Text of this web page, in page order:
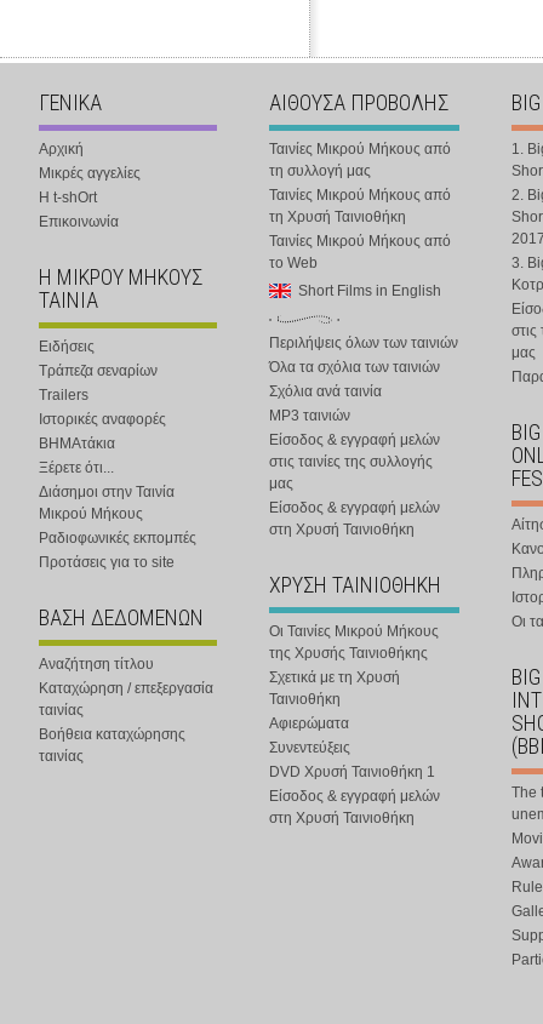
ΓΕΝΙΚΑ
Αρχική
Μικρές αγγελίες
Η t-shOrt
Επικοινωνία
Η ΜΙΚΡΟΥ ΜΗΚΟΥΣ
ΤΑΙΝΙΑ
Ειδήσεις
Τράπεζα σεναρίων
Trailers
Ιστορικές αναφορές
ΒΗΜΑτάκια
Ξέρετε ότι...
Διάσημοι στην Ταινία
Μικρού Μήκους
Ραδιοφωνικές εκπομπές
Προτάσεις για το site
ΒΑΣΗ ΔΕΔΟΜΕΝΩΝ
Αναζήτηση τίτλου
Καταχώρηση / επεξεργασία
ταινίας
Βοήθεια καταχώρησης
ταινίας
ΑΙΘΟΥΣΑ ΠΡΟΒΟΛΗΣ
Ταινίες Μικρού Μήκους από
τη συλλογή μας
Ταινίες Μικρού Μήκους από
τη Χρυσή Ταινιοθήκη
Ταινίες Μικρού Μήκους από
το Web
Short Films in English
Περιλήψεις όλων των ταινιών
Όλα τα σχόλια των ταινιών
Σχόλια ανά ταινία
MP3 ταινιών
Είσοδος & εγγραφή μελών
στις ταινίες της συλλογής
μας
Είσοδος & εγγραφή μελών
στη Χρυσή Ταινιοθήκη
ΧΡΥΣΗ ΤΑΙΝΙΟΘΗΚΗ
Οι Ταινίες Μικρού Μήκους
της Χρυσής Ταινιοθήκης
Σχετικά με τη Χρυσή
Ταινιοθήκη
Αφιερώματα
Συνεντεύξεις
DVD Χρυσή Ταινιοθήκη 1
Είσοδος & εγγραφή μελών
στη Χρυσή Ταινιοθήκη
1.
2.
3.
στις
μας
Οι
The